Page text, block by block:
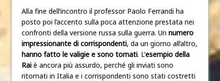
Alla fine dell’incontro il professor Paolo Ferrandi ha
posto poi l’accento sulla poca attenzione prestata nei
confronti della versione russa sulla guerra. Un numero
impressionante di corrispondenti, da un giorno all’altro,
hanno fatto le valigie e sono tornati. L’esempio della
Rai è ancora più assurdo, perché gli inviati sono
ritornati in Italia e i corrispondenti sono stati costretti